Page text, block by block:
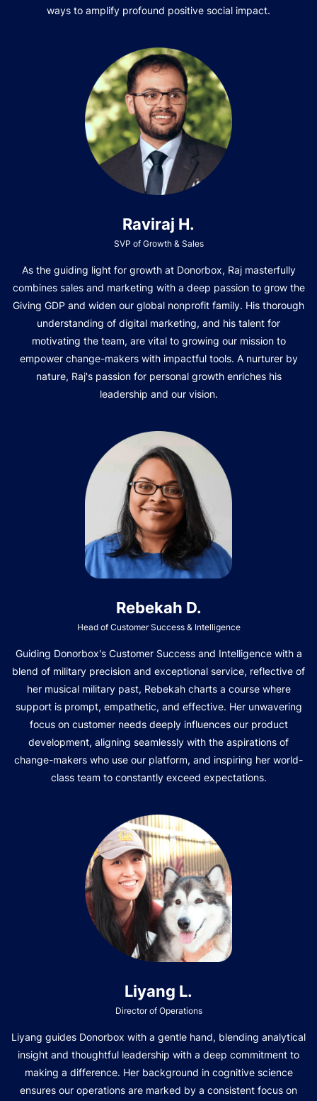
ways to amplify profound positive social impact.
Raviraj H.
SVP of Growth & Sales
As the guiding light for growth at Donorbox, Raj masterfully
combines sales and marketing with a deep passion to grow the
Giving GDP and widen our global nonprofit family. His thorough
understanding of digital marketing, and his talent for
motivating the team, are vital to growing our mission to
empower change-makers with impactful tools. A nurturer by
nature, Raj's passion for personal growth enriches his
leadership and our vision.
Rebekah D.
Head of Customer Success & Intelligence
Guiding Donorbox's Customer Success and Intelligence with a
blend of military precision and exceptional service, reflective of
her musical military past, Rebekah charts a course where
support is prompt, empathetic, and effective. Her unwavering
focus on customer needs deeply influences our product
development, aligning seamlessly with the aspirations of
change-makers who use our platform, and inspiring her world-
class team to constantly exceed expectations.
Liyang L.
Director of Operations
Liyang guides Donorbox with a gentle hand, blending analytical
insight and thoughtful leadership with a deep commitment to
making a difference. Her background in cognitive science
ensures our operations are marked by a consistent focus on